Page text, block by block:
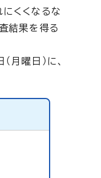
くくなるな
結果を得る
曜日）に、